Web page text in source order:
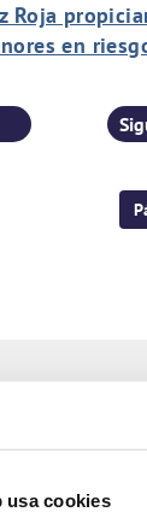
usa cookies
Roja
en